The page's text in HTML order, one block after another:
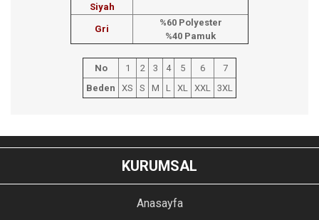
Siyah
Gri
%60 Polyester
%40 Pamuk
No 1 2 3 4 5 6
7
Beden
XS S M L XL XXL 3XL
YORUM YAZ
Bu ürünün fiyat bilgisi, resim, ürün açıklamalarında ve diğer
konularda yetersiz gördüğünüz noktaları öneri formunu
kullanarak tarafımıza iletebilirsiniz.
Ürün resmi kalitesiz, bozuk veya görüntülenemiyor.
KURUMSAL
Anasayfa